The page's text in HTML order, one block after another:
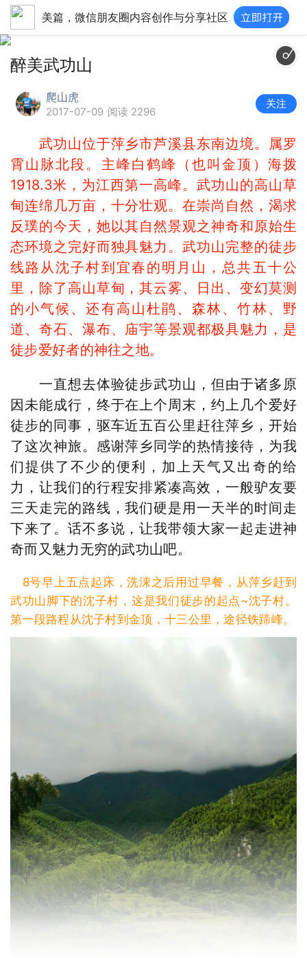
美篇，微信朋友圈内容创作与分享社区
醉美武功山
爬山虎
2017-07-09 阅读 2296
关注
武功山位于萍乡市芦溪县东南边境。属罗
霄山脉北段。主峰白鹤峰（也叫金顶）海拨
1918.3米，为江西第一高峰。武功山的高山草
甸连绵几万亩，十分壮观。在崇尚自然，渴求
反璞的今天，她以其自然景观之神奇和原始生
态环境之完好而独具魅力。武功山完整的徒步
线路从沈子村到宜春的明月山，总共五十公
里，除了高山草甸，其云雾、日出、变幻莫测
的小气候、还有高山杜鹃、森林、竹林、野
道、奇石、瀑布、庙宇等景观都极具魅力，是
徒步爱好者的神往之地。
一直想去体验徒步武功山，但由于诸多原
因未能成行，终于在上个周末，约上几个爱好
徒步的同事，驱车近五百公里赶往萍乡，开始
了这次神旅。感谢萍乡同学的热情接待，为我
们提供了不少的便利，加上天气又出奇的给
力，让我们的行程安排紧凑高效，一般驴友要
三天走完的路线，我们硬是用一天半的时间走
下来了。话不多说，让我带领大家一起走进神
奇而又魅力无穷的武功山吧。
8号早上五点起床，洗涑之后用过早餐，从萍乡赶到
武功山脚下的沈子村，这是我们徒步的起点~沈子村。
第一段路程从沈子村到金顶，十三公里，途径铁蹄峰。